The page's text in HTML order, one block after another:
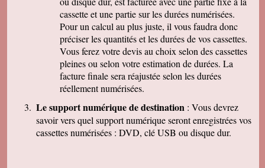
pour la rapidité du traitement de ma commande,
Très cordialement.
Michel J.
Bonjour merci de votre professionalisme et
exactitude si l'occasion se présente de vous
faire connaître je le ferai avec plaisir.
Cordialement
cassette et une partie sur les durées numérisées.
Pour un calcul au plus juste, il vous faudra donc
préciser les quantités et les durées de vos cassettes.
Vous ferez votre devis au choix selon des cassettes
pleines ou selon votre estimation de durées. La
facture finale sera réajustée selon les durées
réellement numérisées.
Le support numérique de destination : Vous devrez
savoir vers quel support numérique seront enregistrées vos
cassettes numérisées : DVD, clé USB ou disque dur.